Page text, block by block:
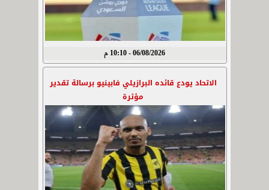
06/08/2026 - 10:10 م
الاتحاد يودع قائده البرازيلي فابينيو برسالة تقدير
مؤثرة